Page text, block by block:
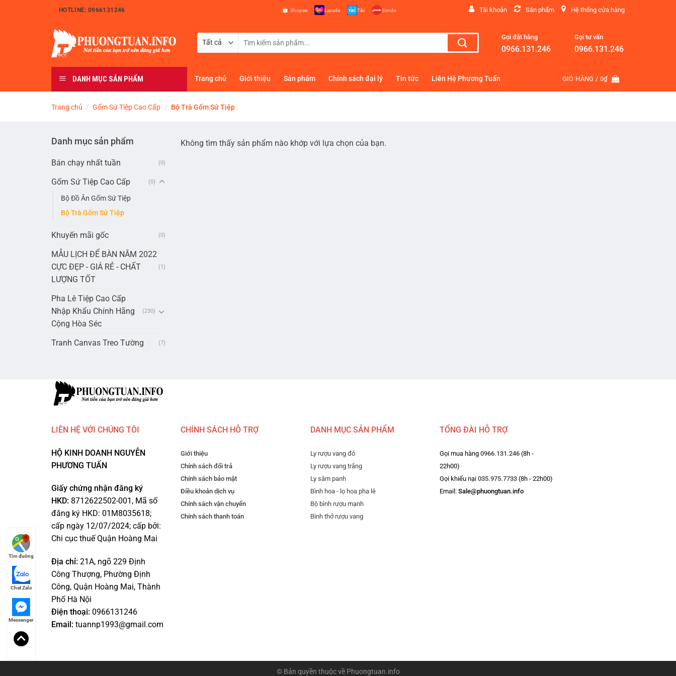
HOTLINE: 0966131246 Shopee Lazada Tiki Sendo Tài khoản Sản phẩm Hệ thống cửa hàng
Tìm
Gọi đặt hàng
0966.131.246
Gọi tư vấn
0966.131.246
DANH MỤC SẢN PHẨM Trang chủ Giới thiệu Sản phẩm Chính sách đại lý Tin tức Liên Hệ Phương Tuấn GIỎ HÀNG / 0₫
Trang chủ / Gốm Sứ Tiệp Cao Cấp / Bộ Trà Gốm Sứ Tiệp
Danh mục sản phẩm
Bán chạy nhất tuần (0)
Gốm Sứ Tiệp Cao Cấp (0)
Bộ Đồ Ăn Gốm Sứ Tiệp
Bộ Trà Gốm Sứ Tiệp
Khuyến mãi gốc (0)
MẪU LỊCH ĐỂ BÀN NĂM 2022
CỰC ĐẸP - GIÁ RẺ - CHẤT
LƯỢNG TỐT
(1)
Pha Lê Tiệp Cao Cấp
Nhập Khẩu Chính Hãng
Cộng Hòa Séc
(230)
Tranh Canvas Treo Tường (7)
Không tìm thấy sản phẩm nào khớp với lựa chọn của bạn.
LIÊN HỆ VỚI CHÚNG TÔI
HỘ KINH DOANH NGUYỄN
PHƯƠNG TUẤN
Giấy chứng nhận đăng ký
HKD: 8712622502-001, Mã số
đăng ký HKD: 01M8035618;
cấp ngày 12/07/2024; cấp bởi:
Chi cục thuế Quận Hoàng Mai
Địa chỉ: 21A, ngõ 229 Định
Công Thượng, Phường Định
Công, Quận Hoàng Mai, Thành
Phố Hà Nội
Điện thoại: 0966131246
Email: tuannp1993@gmail.com
CHÍNH SÁCH HỖ TRỢ
Giới thiệu
Chính sách đổi trả
Chính sách bảo mật
Điều khoản dịch vụ
Chính sách vận chuyển
Chính sách thanh toán
DANH MỤC SẢN PHẨM
Ly rượu vang đỏ
Ly rượu vang trắng
Ly sâm panh
Bình hoa - lọ hoa pha lê
Bộ bình rượu mạnh
Bình thở rượu vang
TỔNG ĐÀI HỖ TRỢ
Gọi mua hàng0966.131.246(8h -
22h00)
Gọi khiếu nại035.975.7733(8h - 22h00)
Email:Sale@phuongtuan.info
© Bản quyền thuộc về Phuongtuan.info
Tìm đường
Chat Zalo
Messenger